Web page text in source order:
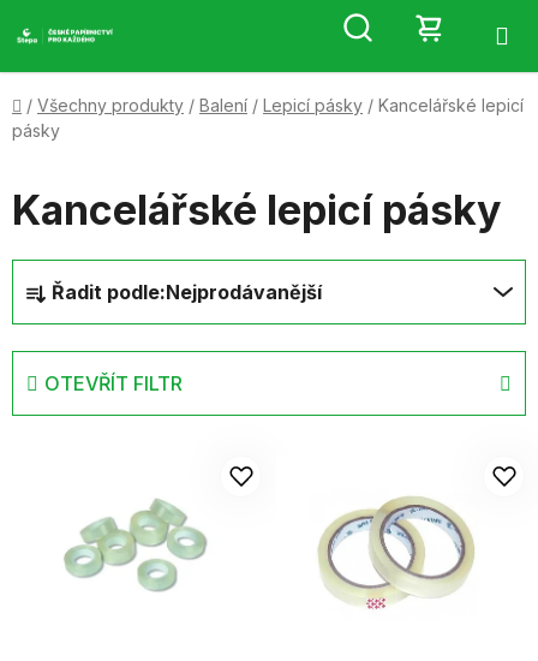
na
Hledat
KOŠÍK
Domů
/ Všechny produkty / Balení / Lepicí pásky / Kancelářské lepicí
pásky
Kancelářské lepicí pásky
a
z
n
Řadit podle:Nejprodávanější
OTEVŘÍT FILTR